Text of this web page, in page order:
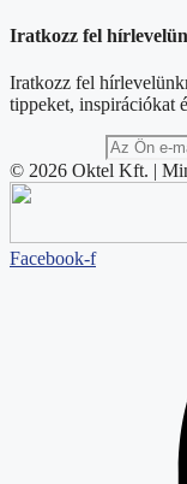
Iratkozz fel
Iratkozz fel
tippeket, inspirációkat
© 2026 Oktel Kft. |
Facebook-f